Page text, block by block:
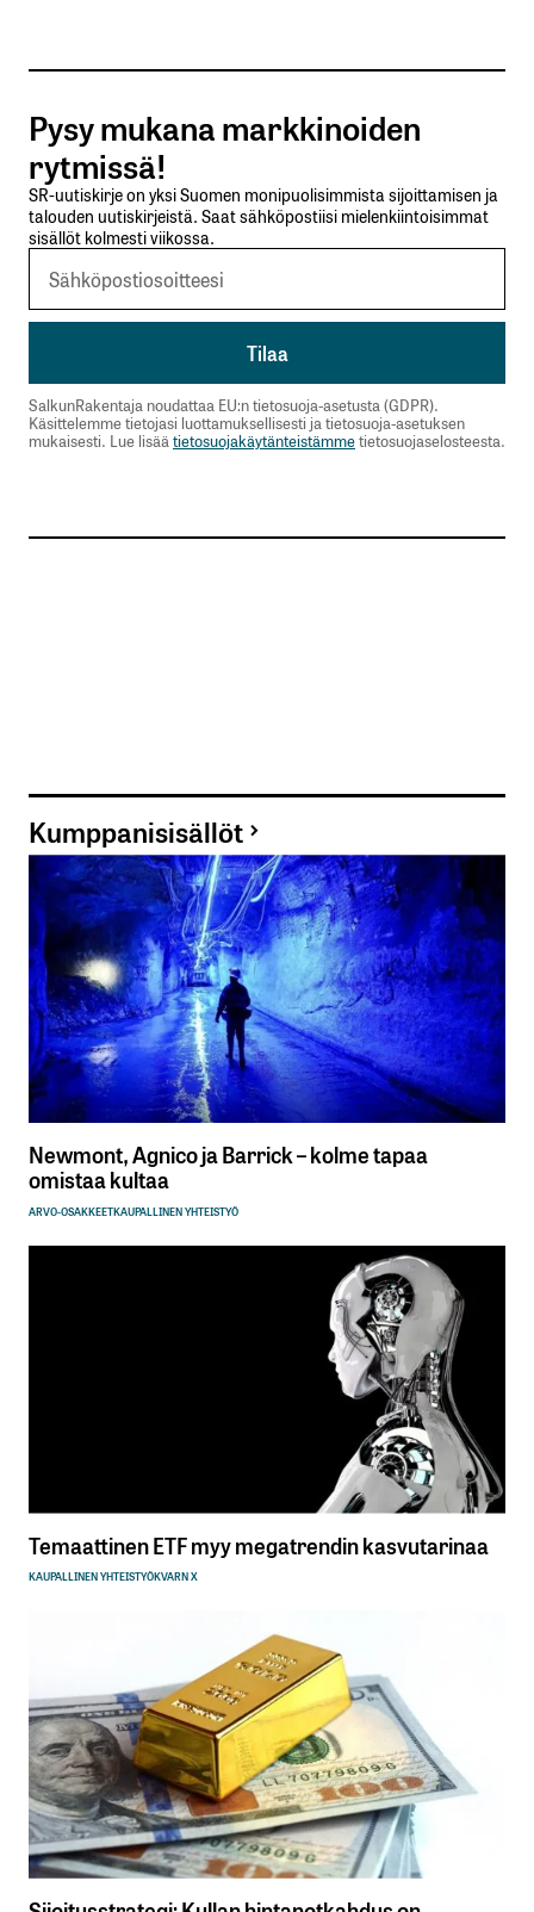
Tilaa SalkunRakentajan uutiskirje
Lähetä kommentti
Pysy mukana markkinoiden
rytmissä!
SR-uutiskirje on yksi Suomen monipuolisimmista sijoittamisen ja
talouden uutiskirjeistä. Saat sähköpostiisi mielenkiintoisimmat
sisällöt kolmesti viikossa.
SalkunRakentaja noudattaa EU:n tietosuoja-asetusta (GDPR).
Käsittelemme tietojasi luottamuksellisesti ja tietosuoja-asetuksen
mukaisesti. Lue lisää tietosuojakäytänteistämmetietosuojaselosteesta.
Kumppanisisällöt
Newmont, Agnico ja Barrick – kolme tapaa
omistaa kultaa
ARVO-OSAKKEETKAUPALLINEN YHTEISTYÖ
Temaattinen ETF myy megatrendin kasvutarinaa
KAUPALLINEN YHTEISTYÖKVARN X